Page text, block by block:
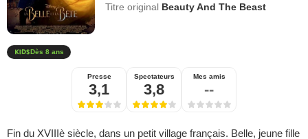
Titre original Beauty And The Beast
Dès 8 ans
Presse
3,1
Spectateurs
3,8
Mes amis
--
Fin du XVIIIè siècle, dans un petit village français. Belle, jeune fille